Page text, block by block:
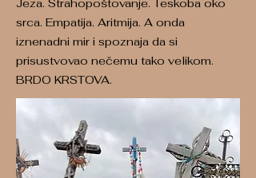
Jeza. Strahopoštovanje. Teskoba oko
srca. Empatija. Aritmija. A onda
iznenadni mir i spoznaja da si
prisustvovao nečemu tako velikom.
BRDO KRSTOVA.